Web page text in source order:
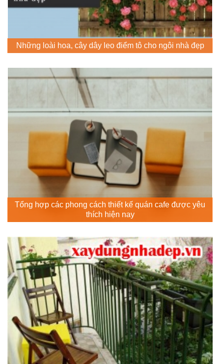
Những loài hoa, cây dây leo điểm tô cho ngôi nhà đẹp
Tổng hợp các phong cách thiết kế quán cafe được yêu
thích hiện nay